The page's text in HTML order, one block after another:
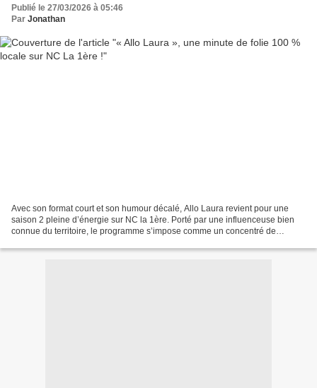
Publié le 27/03/2026 à 05:46
Par Jonathan
Avec son format court et son humour décalé, Allo Laura revient pour une
saison 2 pleine d’énergie sur NC la 1ère. Porté par une influenceuse bien
connue du territoire, le programme s’impose comme un concentré de